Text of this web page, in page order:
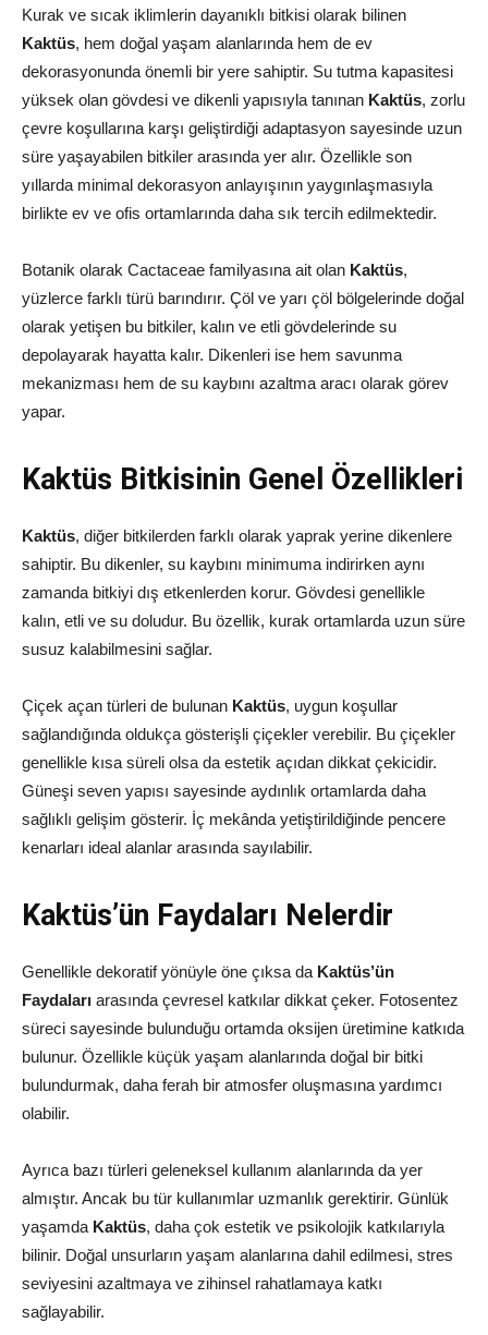
Kurak ve sıcak iklimlerin dayanıklı bitkisi olarak bilinen
Kaktüs, hem doğal yaşam alanlarında hem de ev
dekorasyonunda önemli bir yere sahiptir. Su tutma kapasitesi
yüksek olan gövdesi ve dikenli yapısıyla tanınan Kaktüs, zorlu
çevre koşullarına karşı geliştirdiği adaptasyon sayesinde uzun
süre yaşayabilen bitkiler arasında yer alır. Özellikle son
yıllarda minimal dekorasyon anlayışının yaygınlaşmasıyla
birlikte ev ve ofis ortamlarında daha sık tercih edilmektedir.
Botanik olarak Cactaceae familyasına ait olan Kaktüs,
yüzlerce farklı türü barındırır. Çöl ve yarı çöl bölgelerinde doğal
olarak yetişen bu bitkiler, kalın ve etli gövdelerinde su
depolayarak hayatta kalır. Dikenleri ise hem savunma
mekanizması hem de su kaybını azaltma aracı olarak görev
yapar.
Kaktüs Bitkisinin Genel Özellikleri
Kaktüs, diğer bitkilerden farklı olarak yaprak yerine dikenlere
sahiptir. Bu dikenler, su kaybını minimuma indirirken aynı
zamanda bitkiyi dış etkenlerden korur. Gövdesi genellikle
kalın, etli ve su doludur. Bu özellik, kurak ortamlarda uzun süre
susuz kalabilmesini sağlar.
Çiçek açan türleri de bulunan Kaktüs, uygun koşullar
sağlandığında oldukça gösterişli çiçekler verebilir. Bu çiçekler
genellikle kısa süreli olsa da estetik açıdan dikkat çekicidir.
Güneşi seven yapısı sayesinde aydınlık ortamlarda daha
sağlıklı gelişim gösterir. İç mekânda yetiştirildiğinde pencere
kenarları ideal alanlar arasında sayılabilir.
Kaktüs’ün Faydaları Nelerdir
Genellikle dekoratif yönüyle öne çıksa da Kaktüs’ün
Faydaları arasında çevresel katkılar dikkat çeker. Fotosentez
süreci sayesinde bulunduğu ortamda oksijen üretimine katkıda
bulunur. Özellikle küçük yaşam alanlarında doğal bir bitki
bulundurmak, daha ferah bir atmosfer oluşmasına yardımcı
olabilir.
Ayrıca bazı türleri geleneksel kullanım alanlarında da yer
almıştır. Ancak bu tür kullanımlar uzmanlık gerektirir. Günlük
yaşamda Kaktüs, daha çok estetik ve psikolojik katkılarıyla
bilinir. Doğal unsurların yaşam alanlarına dahil edilmesi, stres
seviyesini azaltmaya ve zihinsel rahatlamaya katkı
sağlayabilir.